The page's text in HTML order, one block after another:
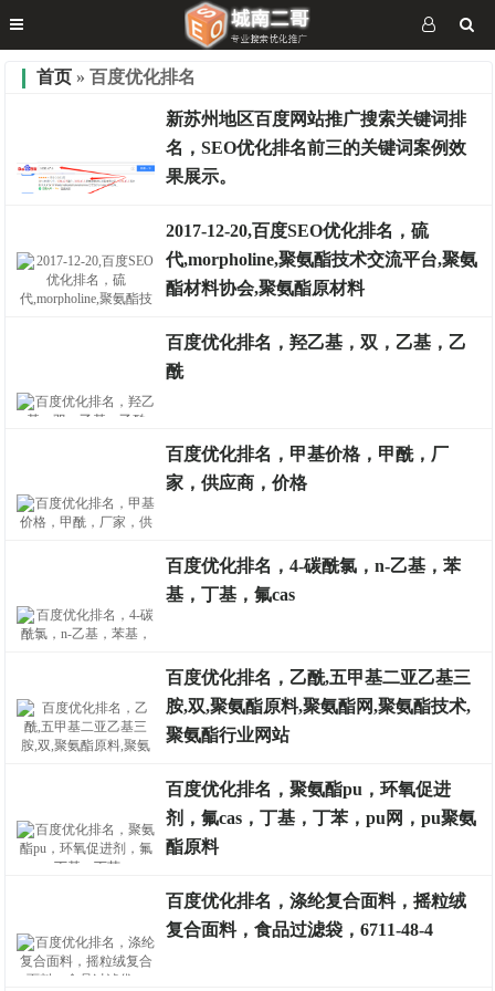
首页 » 百度优化排名
排名案例
新苏州地区百度网站推广搜索关键词排
名，SEO优化排名前三的关键词案例效
果展示。
排名案例
2017-12-20,百度SEO优化排名，硫
代,morpholine,聚氨酯技术交流平台,聚氨
酯材料协会,聚氨酯原材料
排名案例
百度优化排名，羟乙基，双，乙基，乙
酰
排名案例
百度优化排名，甲基价格，甲酰，厂
家，供应商，价格
排名案例
百度优化排名，4-碳酰氯，n-乙基，苯
基，丁基，氟cas
排名案例
百度优化排名，乙酰,五甲基二亚乙基三
胺,双,聚氨酯原料,聚氨酯网,聚氨酯技术,
聚氨酯行业网站
排名案例
百度优化排名，聚氨酯pu，环氧促进
剂，氟cas，丁基，丁苯，pu网，pu聚氨
酯原料
百度优化排名，涤纶复合面料，摇粒绒
复合面料，食品过滤袋，6711-48-4